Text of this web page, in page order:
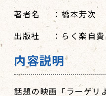
著者名
：橋本芳次
出版社
：らく楽自
内容説明
話題の映画「ラーゲリ